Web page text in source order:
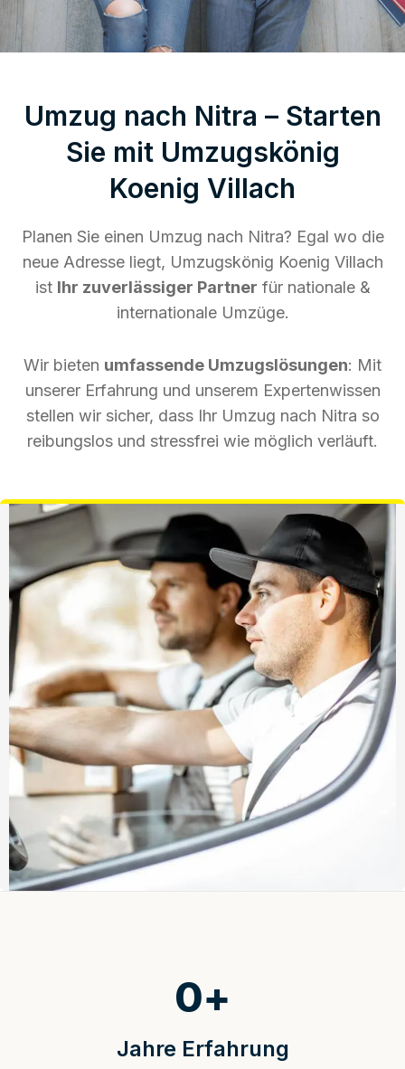
Umzug nach Nitra – Starten
Sie mit Umzugskönig
Koenig Villach
Planen Sie einen Umzug nach Nitra? Egal wo die
neue Adresse liegt, Umzugskönig Koenig Villach
ist Ihr zuverlässiger Partner für nationale &
internationale Umzüge.
Wir bieten umfassende Umzugslösungen: Mit
unserer Erfahrung und unserem Expertenwissen
stellen wir sicher, dass Ihr Umzug nach Nitra so
reibungslos und stressfrei wie möglich verläuft.
Jahre Erfahrung
0+